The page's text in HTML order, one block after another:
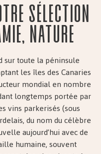
sélection
nature
sur toute la péninsule
les îles des Canaries
mondial en nombre
longtemps portée par
vins parkerisés (sous
du nom du célèbre
aujourd’hui avec de
humaine, souvent